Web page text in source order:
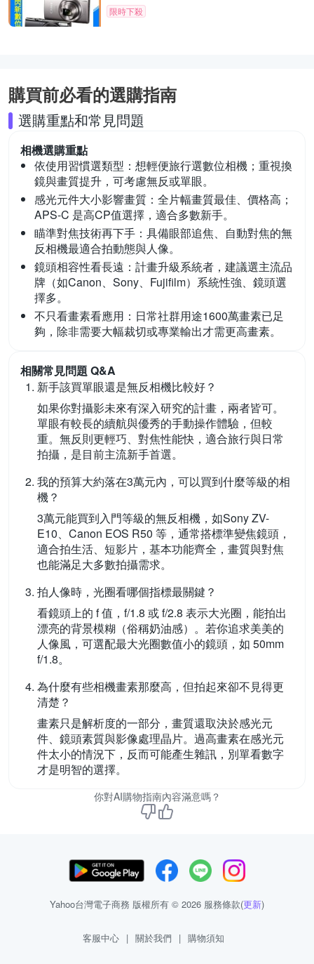
限時下殺
購買前必看的選購指南
選購重點和常見問題
相機選購重點
依使用習慣選類型： 想輕便旅行選數位相機；重視換
鏡與畫質提升，可考慮無反或單眼。
感光元件大小影響畫質： 全片幅畫質最佳、價格高；
APS-C 是高CP值選擇，適合多數新手。
瞄準對焦技術再下手： 具備眼部追焦、自動對焦的無
反相機最適合拍動態與人像。
鏡頭相容性看長遠： 計畫升級系統者，建議選主流品
牌（如Canon、Sony、Fujifilm）系統性強、鏡頭選
擇多。
不只看畫素看應用： 日常社群用途1600萬畫素已足
夠，除非需要大幅裁切或專業輸出才需更高畫素。
相關常見問題 Q&A
新手該買單眼還是無反相機比較好？
如果你對攝影未來有深入研究的計畫，兩者皆可。
單眼有較長的續航與優秀的手動操作體驗，但較
重。無反則更輕巧、對焦性能快，適合旅行與日常
拍攝，是目前主流新手首選。
我的預算大約落在3萬元內，可以買到什麼等級的相
機？
3萬元能買到入門等級的無反相機，如Sony ZV-
E10、Canon EOS R50 等，通常搭標準變焦鏡頭，
適合拍生活、短影片，基本功能齊全，畫質與對焦
也能滿足大多數拍攝需求。
拍人像時，光圈看哪個指標最關鍵？
看鏡頭上的 f 值，f/1.8 或 f/2.8 表示大光圈，能拍出
漂亮的背景模糊（俗稱奶油感）。若你追求美美的
人像風，可選配最大光圈數值小的鏡頭，如 50mm
f/1.8。
為什麼有些相機畫素那麼高，但拍起來卻不見得更
清楚？
畫素只是解析度的一部分，畫質還取決於感光元
件、鏡頭素質與影像處理晶片。過高畫素在感光元
件太小的情況下，反而可能產生雜訊，別單看數字
才是明智的選擇。
你對AI購物指南內容滿意嗎？
Yahoo台灣電子商務 版權所有 © 2026 服務條款(更新)
客服中心 | 關於我們 | 購物須知